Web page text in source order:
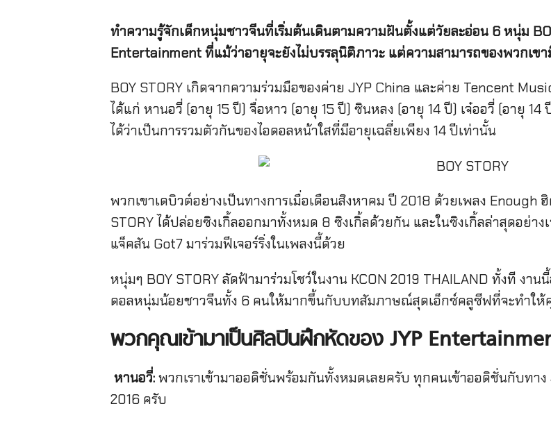
ทำความรู้จักเด็กหนุ่มชาวจีนที่เริ่มต้นเดินตามความฝันตั้งแต่วัยละอ่อน 6 หนุ่ม
Entertainment ที่แม้ว่าอายุจะยังไม่บรรลุนิติภาวะ แต่ความสามารถของพวกเข
BOY STORY เกิดจากความร่วมมือของค่าย JYP China และค่าย Tencent
ได้แก่ หานอวี่ (อายุ 15 ปี) จื่อหาว (อายุ 15 ปี) ซินหลง (อายุ 14 ปี) เจ๋ออวี่ (อายุ 14
ได้ว่าเป็นการรวมตัวกันของไอดอลหน้าใสที่มีอายุเฉลี่ยเพียง 14 ปีเท่านั้น
พวกเขาเดบิวต์อย่างเป็นทางการเมื่อเดือนสิงหาคม ปี 2018 ด้วยเพลง Enough
STORY ได้ปล่อยซิงเกิ้ลออกมาทั้งหมด 8 ซิงเกิ้ลด้วยกัน และในซิงเกิ้ลล่าสุดอย่า
แจ็คสัน Got7 มาร่วมฟีเจอร์ริ่งในเพลงนี้ด้วย
หนุ่มๆ BOY STORY ลัดฟ้ามาร่วมโชว์ในงาน KCON 2019 THAILAND ทั้งที ง
ดอลหนุ่มน้อยชาวจีนทั้ง 6 คนให้มากขึ้นกับบทสัมภาษณ์สุดเอ็กซ์คลูซีฟที่จะทำใ
พวกคุณเข้ามาเป็นศิลปินฝึกหัดของ JYP
หานอวี่:พวกเราเข้ามาออดิชั่นพร้อมกันทั้งหมดเลยครับ ทุกคนเข้าออดิชั่นกับทา
2016 ครับ